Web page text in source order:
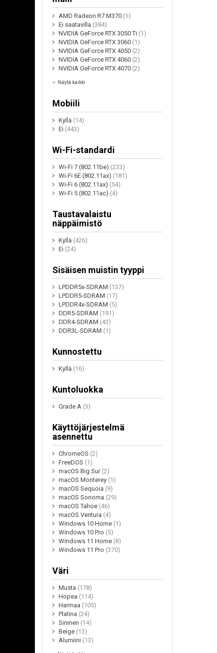
AMD Radeon R7 M370 (1)
Ei saatavilla (384)
NVIDIA GeForce RTX 3050 Ti (1)
NVIDIA GeForce RTX 3060 (1)
NVIDIA GeForce RTX 4050 (2)
NVIDIA GeForce RTX 4060 (2)
NVIDIA GeForce RTX 4070 (2)
Näytä kaikki
Mobiili
Kyllä (14)
Ei (443)
Wi-Fi-standardi
Wi-Fi 7 (802.11be) (233)
Wi-Fi 6E (802.11ax) (181)
Wi-Fi 6 (802.11ax) (54)
Wi-Fi 5 (802.11ac) (4)
Taustavalaistu
näppäimistö
Kyllä (426)
Ei (24)
Sisäisen muistin tyyppi
LPDDR5x-SDRAM (137)
LPDDR5-SDRAM (17)
LPDDR4x-SDRAM (5)
DDR5-SDRAM (191)
DDR4-SDRAM (43)
DDR3L-SDRAM (1)
Kunnostettu
Kyllä (16)
Kuntoluokka
Grade A (3)
Käyttöjärjestelmä
asennettu
ChromeOS (2)
FreeDOS (1)
macOS Big Sur (2)
macOS Monterey (1)
macOS Sequoia (9)
macOS Sonoma (29)
macOS Tahoe (46)
macOS Ventura (4)
Windows 10 Home (1)
Windows 10 Pro (5)
Windows 11 Home (8)
Windows 11 Pro (370)
Väri
Musta (178)
Hopea (114)
Harmaa (105)
Platina (24)
Sininen (14)
Beige (13)
Alumiini (13)